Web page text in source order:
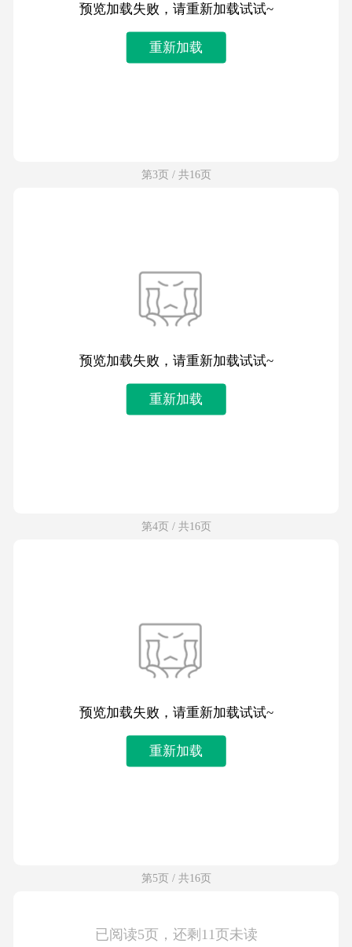
预览加载失败，请重新加载试试~
重新加载
第3页 / 共16页
预览加载失败，请重新加载试试~
重新加载
第4页 / 共16页
预览加载失败，请重新加载试试~
重新加载
第5页 / 共16页
已阅读5页，还剩11页未读